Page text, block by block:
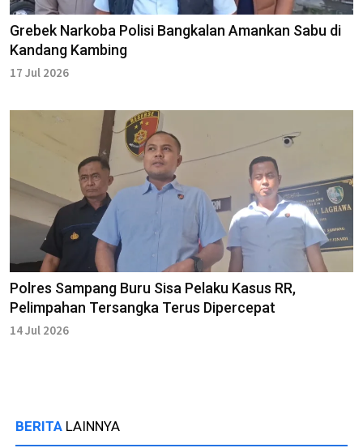
Grebek Narkoba Polisi Bangkalan Amankan Sabu di
Kandang Kambing
17 Jul 2026
Polres Sampang Buru Sisa Pelaku Kasus RR,
Pelimpahan Tersangka Terus Dipercepat
14 Jul 2026
BERITA LAINNYA